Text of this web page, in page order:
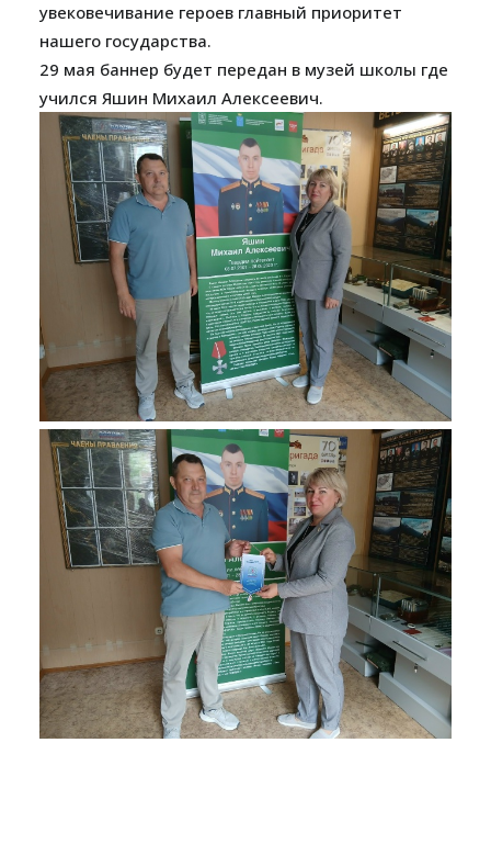
увековечивание героев главный приоритет
нашего государства.
29 мая баннер будет передан в музей школы где
учился Яшин Михаил Алексеевич.